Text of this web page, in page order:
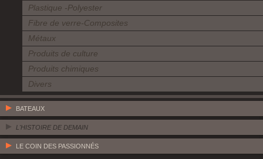
Plastique -Polyester
Fibre de verre-Composites
Métaux
Produits de culture
Produits chimiques
Divers
BATEAUX
L'HISTOIRE DE DEMAIN
LE COIN DES PASSIONNÉS